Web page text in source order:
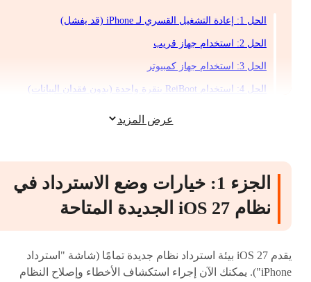
الحل 1: إعادة التشغيل القسري لـ iPhone (قد يفشل)
الحل 2: استخدام جهاز قريب
الحل 3: استخدام جهاز كمبيوتر
الحل 4: استخدام ReiBoot بنقرة واحدة (بدون فقدان البيانات)
الاسترداد iOS 27
عرض المزيد
الجزء 1: خيارات وضع الاسترداد في
نظام iOS 27 الجديدة المتاحة
يقدم iOS 27 بيئة استرداد نظام جديدة تمامًا (شاشة "استرداد
iPhone"). يمكنك الآن إجراء استكشاف الأخطاء وإصلاح النظام